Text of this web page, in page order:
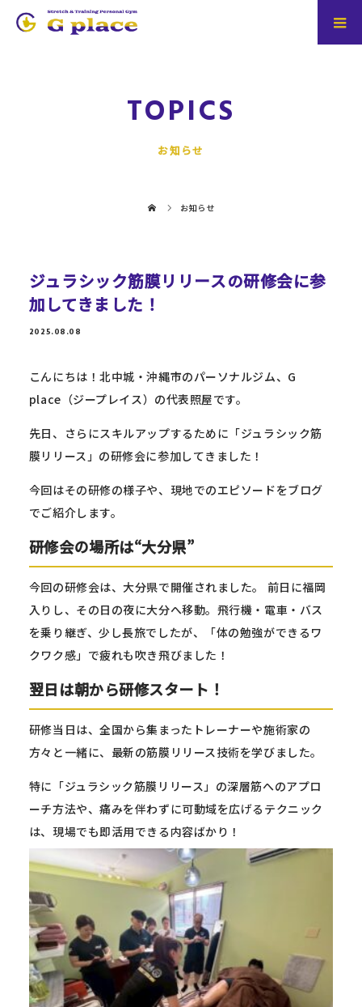
TOPICS
お知らせ
お知らせ
ジュラシック筋膜リリースの研修会に参
加してきました！
2025.08.08
こんにちは！北中城・沖縄市のパーソナルジム、G
place（ジープレイス）の代表照屋です。
先日、さらにスキルアップするために「ジュラシック筋
膜リリース」の研修会に参加してきました！
今回はその研修の様子や、現地でのエピソードをブログ
でご紹介します。
研修会の場所は“大分県”
今回の研修会は、大分県で開催されました。 前日に福岡
入りし、その日の夜に大分へ移動。飛行機・電車・バス
を乗り継ぎ、少し長旅でしたが、「体の勉強ができるワ
クワク感」で疲れも吹き飛びました！
翌日は朝から研修スタート！
研修当日は、全国から集まったトレーナーや施術家の
方々と一緒に、最新の筋膜リリース技術を学びました。
特に「ジュラシック筋膜リリース」の深層筋へのアプロ
ーチ方法や、痛みを伴わずに可動域を広げるテクニック
は、現場でも即活用できる内容ばかり！